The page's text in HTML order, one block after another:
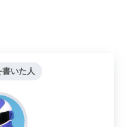
いた人